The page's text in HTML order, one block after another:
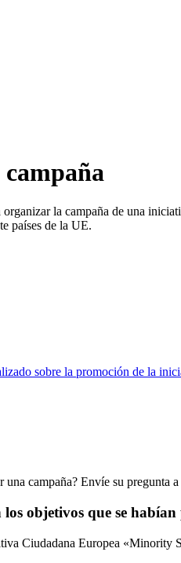
la campaña de una
países de la UE.
sobre la promoción de la
campaña? Envíe su pregunta a
objetivos que se habían
Ciudadana Europea «Minority